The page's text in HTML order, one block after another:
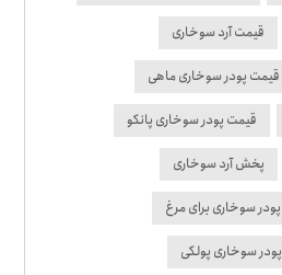
قیمت آرد سوخاری
قیمت پودر سوخاری ماهی
قیمت پودر سوخاری پانکو
پخش آرد سوخاری
پودر سوخاری برای مرغ
پودر سوخاری پولکی